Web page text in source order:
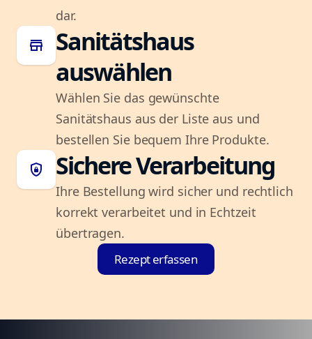
dar.
store
Sanitätshaus
auswählen
Wählen Sie das gewünschte
Sanitätshaus aus der Liste aus und
bestellen Sie bequem Ihre Produkte.
shield_lock Sichere Verarbeitung
Ihre Bestellung wird sicher und rechtlich
korrekt verarbeitet und in Echtzeit
übertragen.
Rezept erfassen